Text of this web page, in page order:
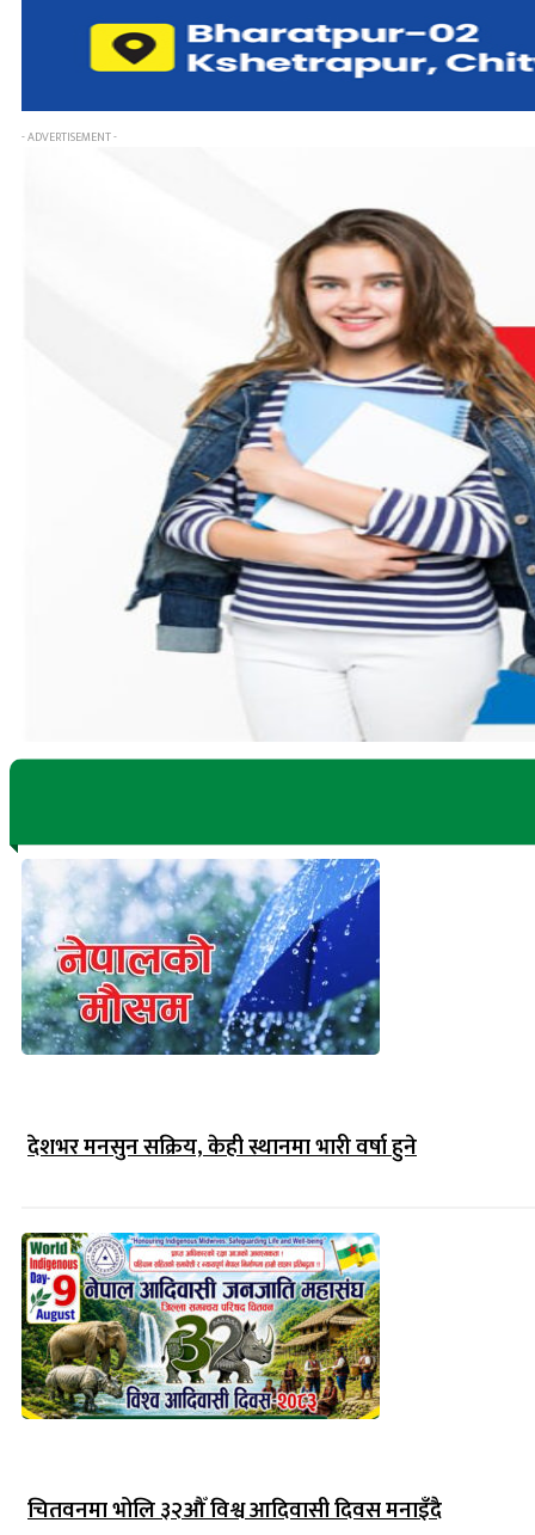
- ADVERTISEMENT -
देशभर मनसुन सक्रिय, केही स्थानमा भारी वर्षा हुने
चितवनमा भोलि ३२औँ विश्व आदिवासी दिवस मनाइँदै